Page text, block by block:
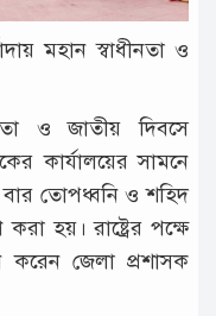
মহান স্বাধীনতা ও
ও জাতীয় দিবসে
কার্যালয়ের সামনে
বার তোপধ্বনি ও শহিদ
করা হয়। রাষ্ট্রের পক্ষে
করেন জেলা প্রশাসক